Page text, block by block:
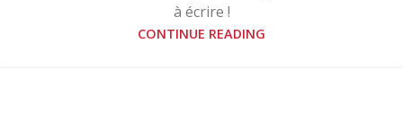
à écrire !
CONTINUE READING